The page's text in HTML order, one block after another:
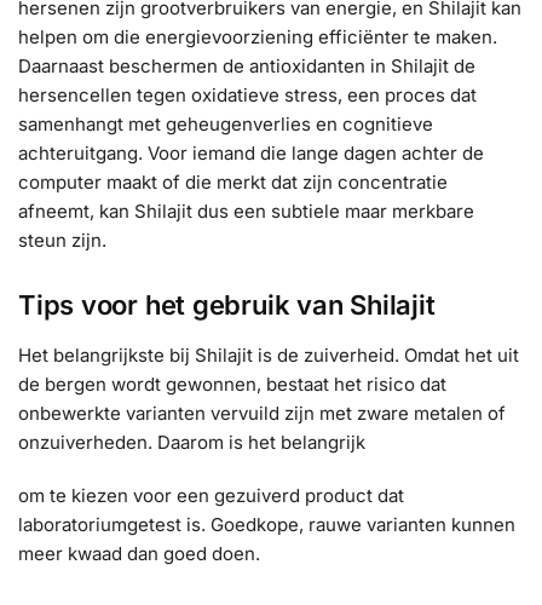
hersenen zijn grootverbruikers van energie, en Shilajit kan
helpen om die energievoorziening efficiënter te maken.
Daarnaast beschermen de antioxidanten in Shilajit de
hersencellen tegen oxidatieve stress, een proces dat
samenhangt met geheugenverlies en cognitieve
achteruitgang. Voor iemand die lange dagen achter de
computer maakt of die merkt dat zijn concentratie
afneemt, kan Shilajit dus een subtiele maar merkbare
steun zijn.
Tips voor het gebruik van Shilajit
Het belangrijkste bij Shilajit is de zuiverheid. Omdat het uit
de bergen wordt gewonnen, bestaat het risico dat
onbewerkte varianten vervuild zijn met zware metalen of
onzuiverheden. Daarom is het belangrijk
om te kiezen voor een gezuiverd product dat
laboratoriumgetest is. Goedkope, rauwe varianten kunnen
meer kwaad dan goed doen.